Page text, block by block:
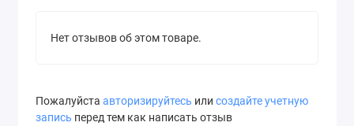
Нет отзывов об этом товаре.
Пожалуйста авторизируйтесь или создайте учетную
запись перед тем как написать отзыв